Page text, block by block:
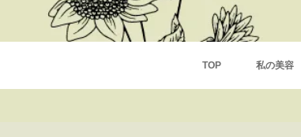
TOP 私の美容